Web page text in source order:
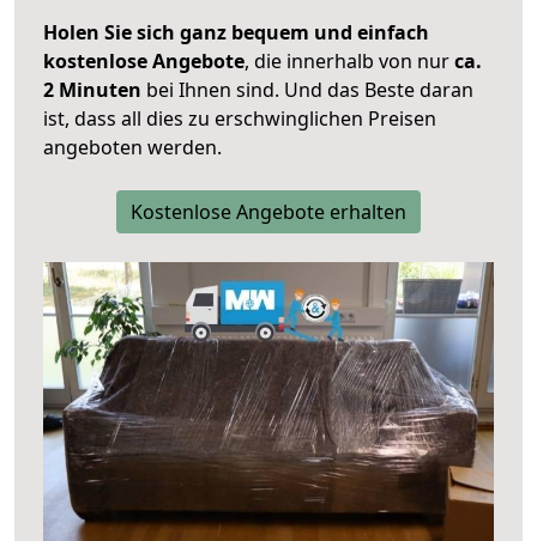
Holen Sie sich ganz bequem und einfach
kostenlose Angebote, die innerhalb von nurca.
2 Minuten bei Ihnen sind. Und das Beste daran
ist, dass all dies zu erschwinglichen Preisen
angeboten werden.
Kostenlose Angebote erhalten